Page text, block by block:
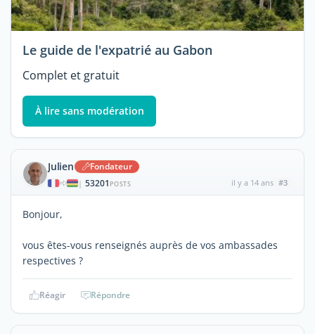
Le guide de l'expatrié au Gabon
Complet et gratuit
À lire sans modération
Julien Fondateur
| 53201 POSTS il y a 14 ans #3
Bonjour,
vous êtes-vous renseignés auprès de vos ambassades
respectives ?
Réagir Répondre